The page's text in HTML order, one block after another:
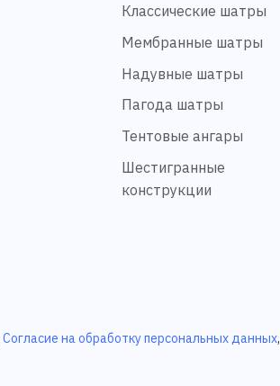
Классические шатры
Мембранные шатры
Надувные шатры
Пагода шатры
Тентовые ангары
Шестигранные
конструкции
Согласие на обработку персональных данных,